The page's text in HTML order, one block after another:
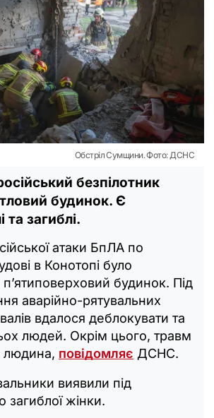
Обстріл Сумщини. Фото: ДСНС
безпілотник
будинок. Є
та загиблі.
атаки БпЛА по
в Конотопі було
будинок. Під
аварійно-рятувальних
вдалося деблокувати та
людей. Окрім цього, травм
людина, повідомляє ДСНС.
виявили під
загиблої жінки.